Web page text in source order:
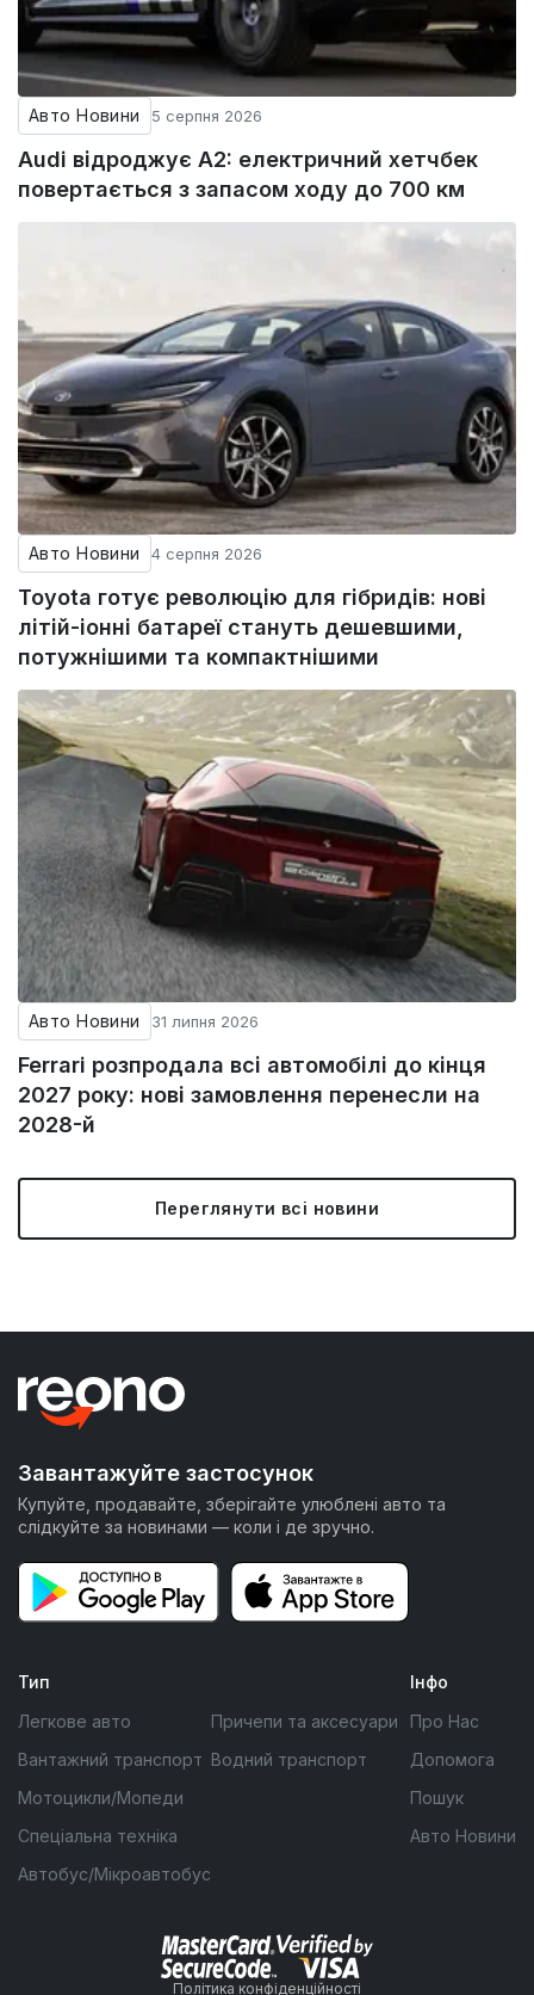
Авто Новини 5 серпня 2026
Audi відроджує A2: електричний хетчбек
повертається з запасом ходу до 700 км
Авто Новини 4 серпня 2026
Toyota готує революцію для гібридів: нові
літій-іонні батареї стануть дешевшими,
потужнішими та компактнішими
Авто Новини 31 липня 2026
Ferrari розпродала всі автомобілі до кінця
2027 року: нові замовлення перенесли на
2028-й
Переглянути всі новини
Завантажуйте застосунок
Купуйте, продавайте, зберігайте улюблені авто та
слідкуйте за новинами — коли і де зручно.
Тип
Легкове авто
Вантажний транспорт
Мотоцикли/Мопеди
Спеціальна техніка
Автобус/Мікроавтобус
Причепи та аксесуари
Водний транспорт
Інфо
Про Нас
Допомога
Пошук
Авто Новини
Політика конфіденційності